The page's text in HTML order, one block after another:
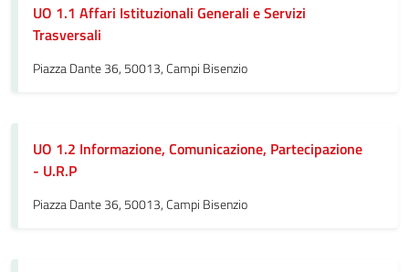
UO 1.1 Affari Istituzionali Generali e Servizi
Trasversali
Piazza Dante 36, 50013, Campi Bisenzio
UO 1.2 Informazione, Comunicazione, Partecipazione
- U.R.P
Piazza Dante 36, 50013, Campi Bisenzio